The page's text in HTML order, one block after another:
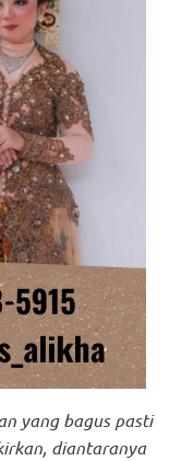
yang bagus pasti
diantaranya